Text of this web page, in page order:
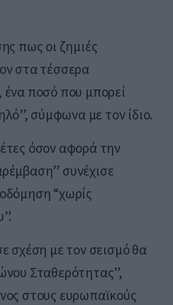
πως οι ζημιές
στα τέσσερα
ένα ποσό που μπορεί
σύμφωνα με τον ίδιο.
όσον αφορά την
συνέχισε
“χωρίς
σχέση με τον σεισμό θα
Σταθερότητας”,
στους ευρωπαϊκούς